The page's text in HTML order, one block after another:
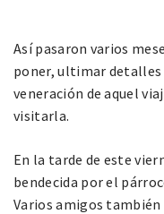
Así pasaron varios
poner, ultimar detalles
veneración de aquel
visitarla.
En la tarde de este
bendecida por el
Varios amigos